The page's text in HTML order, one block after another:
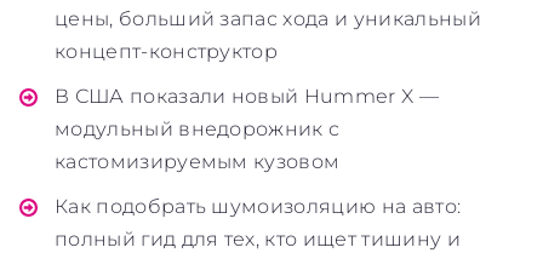
цены, больший запас хода и уникальный
концепт-конструктор
В США показали новый Hummer X —
модульный внедорожник с
кастомизируемым кузовом
Как подобрать шумоизоляцию на авто:
полный гид для тех, кто ищет тишину и